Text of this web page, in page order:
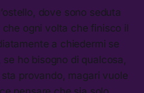
dove sono seduta
ogni volta che finisco il
a chiedermi se
ho bisogno di qualcosa,
provando, magari vuole